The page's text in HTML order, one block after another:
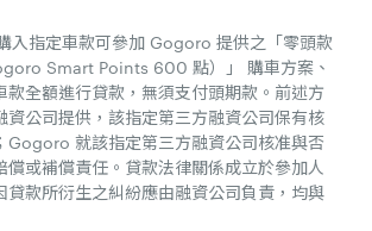
入指定車款可參加 Gogoro 提供之「零頭款
Smart Points 600 點）」 購車方案、
款全額進行貸款，無須支付頭期款。前述方
資公司提供，該指定第三方融資公司保有核
Gogoro 就該指定第三方融資公司核准與否
償或補償責任。貸款法律關係成立於參加人
貸款所衍生之糾紛應由融資公司負責，均與